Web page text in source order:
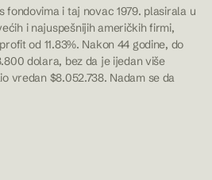
fondovima i taj novac 1979. plasirala u
i najuspešnijih američkih firmi,
od 11.83%. Nakon 44 godine, do
dolara, bez da je ijedan više
vredan $8.052.738. Nadam se da